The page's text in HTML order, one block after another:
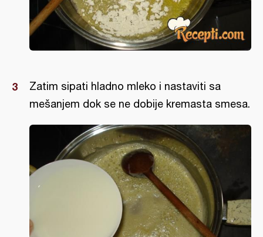
Zatim sipati hladno mleko i nastaviti sa
mešanjem dok se ne dobije kremasta smesa.